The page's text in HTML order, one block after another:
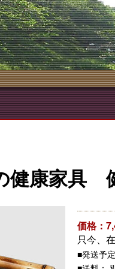
健康家具
価格：
只今、
■発送予